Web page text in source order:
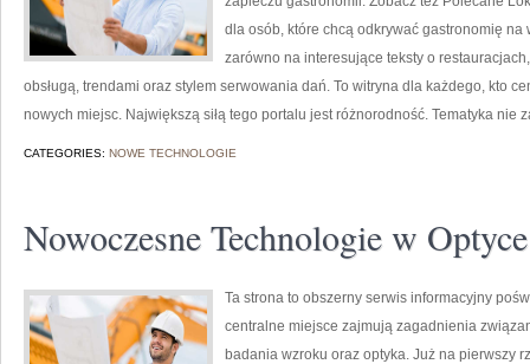
dla osób, które chcą odkrywać gastronomię
zarówno na interesujące teksty o
obsługą, trendami oraz stylem serwowania dań. To witryna dla każdego, kto
nowych miejsc. Największą siłą tego portalu jest różnorodność. Tematyka nie
CATEGORIES: NOWE TECHNOLOGIE
Nowoczesne Technologie w Optyce
Ta strona to obszerny serwis informacyjny
centralne miejsce zajmują zagadnienia
badania wzroku oraz optyka. Już na pierwszy